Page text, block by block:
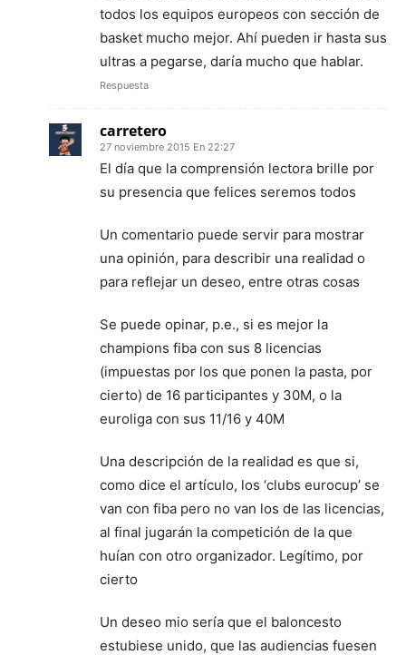
todos los equipos europeos con sección de
basket mucho mejor. Ahí pueden ir hasta sus
ultras a pegarse, daría mucho que hablar.
Respuesta
carretero
27 noviembre 2015 En 22:27
El día que la comprensión lectora brille por
su presencia que felices seremos todos
Un comentario puede servir para mostrar
una opinión, para describir una realidad o
para reflejar un deseo, entre otras cosas
Se puede opinar, p.e., si es mejor la
champions fiba con sus 8 licencias
(impuestas por los que ponen la pasta, por
cierto) de 16 participantes y 30M, o la
euroliga con sus 11/16 y 40M
Una descripción de la realidad es que si,
como dice el artículo, los ‘clubs eurocup’ se
van con fiba pero no van los de las licencias,
al final jugarán la competición de la que
huían con otro organizador. Legítimo, por
cierto
Un deseo mio sería que el baloncesto
estubiese unido, que las audiencias fuesen